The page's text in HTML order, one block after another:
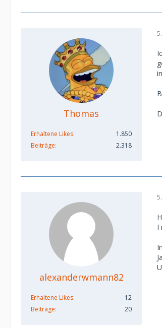
Thomas
Erhaltene Likes
1.850
Beiträge
2.318
alexanderwmann82
Erhaltene Likes
12
Beiträge
20